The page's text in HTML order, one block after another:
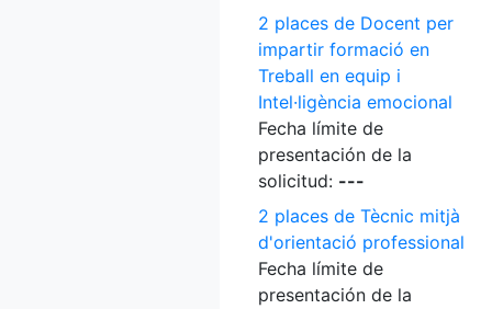
2 places de Docent per
impartir formació en
Treball en equip i
Intel·ligència emocional
Fecha límite de
presentación de la
solicitud: ---
2 places de Tècnic mitjà
d'orientació professional
Fecha límite de
presentación de la